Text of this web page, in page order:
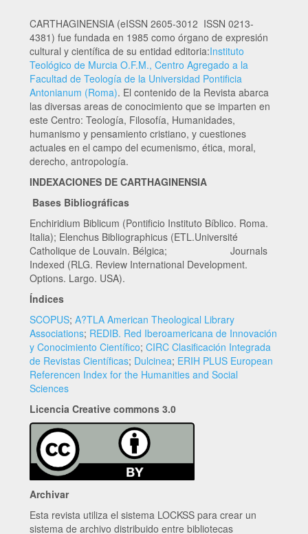
CARTHAGINENSIA (eISSN 2605-3012 ISSN 0213-
4381) fue fundada en 1985 como órgano de expresión
cultural y científica de su entidad editoria:Instituto
Teológico de Murcia O.F.M., Centro Agregado a la
Facultad de Teología de la Universidad Pontificia
Antonianum (Roma). El contenido de la Revista abarca
las diversas areas de conocimiento que se imparten en
este Centro: Teología, Filosofía, Humanidades,
humanismo y pensamiento cristiano, y cuestiones
actuales en el campo del ecumenismo, ética, moral,
derecho, antropología.
INDEXACIONES DE CARTHAGINENSIA
Bases Bibliográficas
Enchiridium Biblicum (Pontificio Instituto Bíblico. Roma.
Italia); Elenchus Bibliographicus (ETL.Université
Catholique de Louvain. Bélgica; Journals
Indexed (RLG. Review International Development.
Options. Largo. USA).
Índices
SCOPUS; A?TLA American Theological Library
Associations; REDIB. Red Iberoamericana de Innovación
y Conocimiento Científico; CIRC Clasificación Integrada
de Revistas Científicas; Dulcinea; ERIH PLUS European
Referencen Index for the Humanities and Social
Sciences
Licencia Creative commons 3.0
Archivar
Esta revista utiliza el sistema LOCKSS para crear un
sistema de archivo distribuido entre bibliotecas